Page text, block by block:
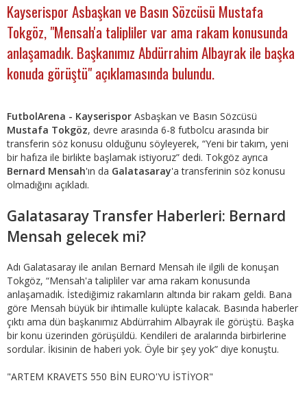
Kayserispor Asbaşkan ve Basın Sözcüsü Mustafa
Tokgöz, "Mensah'a talipliler var ama rakam konusunda
anlaşamadık. Başkanımız Abdürrahim Albayrak ile başka
konuda görüştü" açıklamasında bulundu.
FutbolArena - Kayserispor Asbaşkan ve Basın Sözcüsü
Mustafa Tokgöz, devre arasında 6-8 futbolcu arasında bir
transferin söz konusu olduğunu söyleyerek, “Yeni bir takım, yeni
bir hafıza ile birlikte başlamak istiyoruz” dedi. Tokgöz ayrıca
Bernard Mensah'ın da Galatasaray'a transferinin söz konusu
olmadığını açıkladı.
Galatasaray Transfer Haberleri: Bernard
Mensah gelecek mi?
Adı Galatasaray ile anılan Bernard Mensah ile ilgili de konuşan
Tokgöz, “Mensah'a talipliler var ama rakam konusunda
anlaşamadık. İstediğimiz rakamların altında bir rakam geldi. Bana
göre Mensah büyük bir ihtimalle kulüpte kalacak. Basında haberler
çıktı ama dün başkanımız Abdürrahim Albayrak ile görüştü. Başka
bir konu üzerinden görüşüldü. Kendileri de aralarında birbirlerine
sordular. İkisinin de haberi yok. Öyle bir şey yok” diye konuştu.
"ARTEM KRAVETS 550 BİN EURO'YU İSTİYOR"